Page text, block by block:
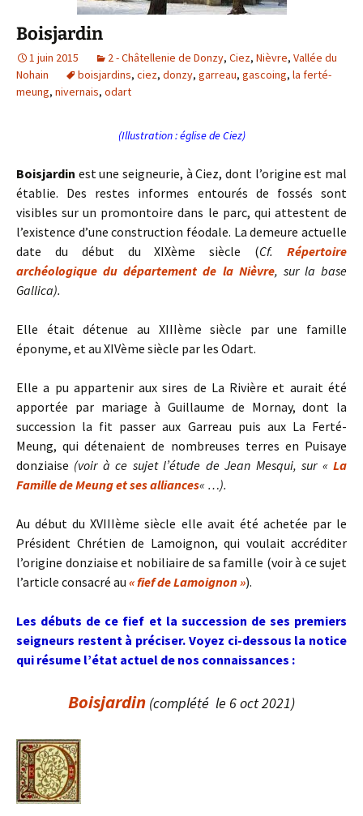
Boisjardin
1 juin 2015 2 - Châtellenie de Donzy, Ciez, Nièvre, Vallée du
Nohain
boisjardins, ciez, donzy, garreau, gascoing, la ferté-
meung, nivernais, odart
(Illustration : église de Ciez)
Boisjardin est une seigneurie, à Ciez, dont l’origine est mal
établie. Des restes informes entourés de fossés sont
visibles sur un promontoire dans le parc, qui attestent de
l’existence d’une construction féodale. La demeure actuelle
date du début du XIXème siècle (Cf.Répertoire
archéologique du département de la Nièvre, sur la base
Gallica).
Elle était détenue au XIIIème siècle par une famille
éponyme, et au XIVème siècle par les Odart.
Elle a pu appartenir aux sires de La Rivière et aurait été
apportée par mariage à Guillaume de Mornay, dont la
succession la fit passer aux Garreau puis aux La Ferté-
Meung, qui détenaient de nombreuses terres en Puisaye
donziaise (voir à ce sujet l’étude de Jean Mesqui, sur «La
Famille de Meung et ses alliances« …).
Au début du XVIIIème siècle elle avait été achetée par le
Président Chrétien de Lamoignon, qui voulait accréditer
l’origine donziaise et nobiliaire de sa famille (voir à ce sujet
l’article consacré au « fief de Lamoignon »).
Les débuts de ce fief et la succession de ses premiers
seigneurs restent à préciser. Voyez ci-dessous la notice
qui résume l’état actuel de nos connaissances :
Boisjardin (complété le 6 oct 2021)